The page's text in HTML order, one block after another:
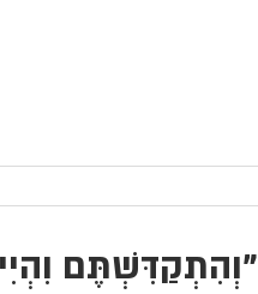
"וְהִתְקַדִּשְׁתֶּם